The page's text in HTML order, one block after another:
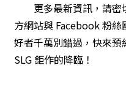
更多最新資訊，請密
方網站與 Facebook 粉
好者千萬別錯過，快來
SLG 鉅作的降臨！